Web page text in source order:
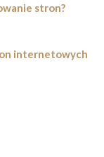
stron?
internetowych